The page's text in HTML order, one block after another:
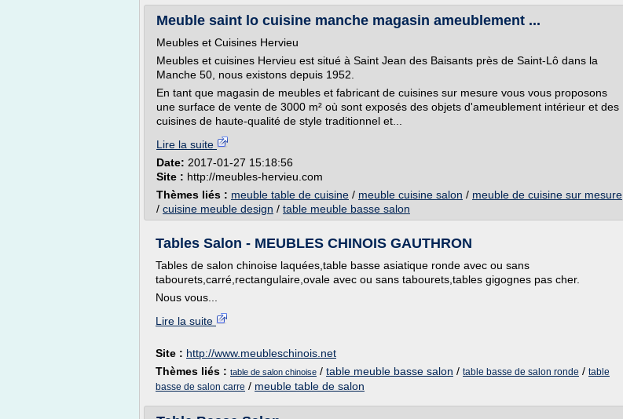
Meuble saint lo cuisine manche magasin ameublement ...
Meubles et Cuisines Hervieu
Meubles et cuisines Hervieu est situé à Saint Jean des Baisants près de Saint-Lô dans la
Manche 50, nous existons depuis 1952.
En tant que magasin de meubles et fabricant de cuisines sur mesure vous vous proposons
une surface de vente de 3000 m² où sont exposés des objets d'ameublement intérieur et des
cuisines de haute-qualité de style traditionnel et...
Lire la suite
Date: 2017-01-27 15:18:56
Site : http://meubles-hervieu.com
Thèmes liés : meuble table de cuisine / meuble cuisine salon / meuble de cuisine sur mesure
/ cuisine meuble design / table meuble basse salon
Tables Salon - MEUBLES CHINOIS GAUTHRON
Tables de salon chinoise laquées,table basse asiatique ronde avec ou sans
tabourets,carré,rectangulaire,ovale avec ou sans tabourets,tables gigognes pas cher.
Nous vous...
Lire la suite
Site : http://www.meubleschinois.net
Thèmes liés : table de salon chinoise / table meuble basse salon / table basse de salon ronde / table
basse de salon carre / meuble table de salon